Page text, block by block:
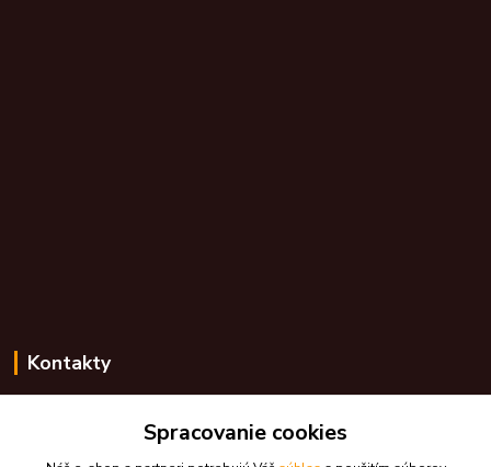
Kontakty
+421 948 776 224Spracovanie cookies